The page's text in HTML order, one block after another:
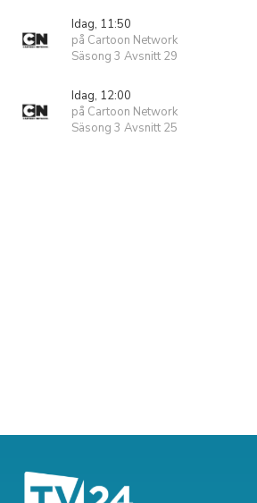
Idag, 11:50
på Cartoon Network
Säsong 3 Avsnitt 29
Idag, 12:00
på Cartoon Network
Säsong 3 Avsnitt 25